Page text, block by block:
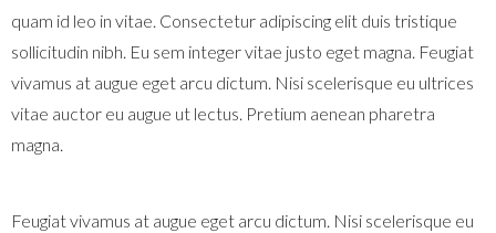
quam id leo in vitae. Consectetur adipiscing elit duis tristique
sollicitudin nibh. Eu sem integer vitae justo eget magna. Feugiat
vivamus at augue eget arcu dictum. Nisi scelerisque eu ultrices
vitae auctor eu augue ut lectus. Pretium aenean pharetra
magna.
Feugiat vivamus at augue eget arcu dictum. Nisi scelerisque eu